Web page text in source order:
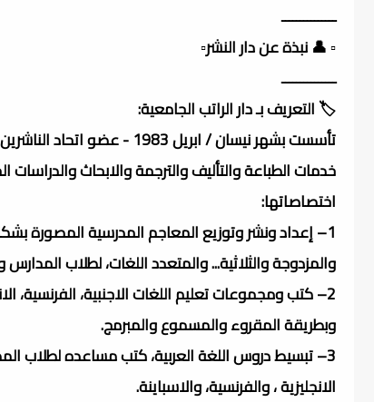
ـــــــــــــــ
▫️ 👤 نبذة عن دار النشر▫️
ـــــــــــــــ
🏷️ التعريف بـ دار الراتب الجامعية:
تأسست بشهر نيسان / ابريل
خدمات الطباعة والتأليف والترجمة والابحاث
اختصاصاتها:
1– إعداد ونشر وتوزيع المعاجم المدرسية المصورة
والمزدوجة والثلاثية... والمتعدد اللغات، لطلاب
2– كتب ومجموعات تعليم اللغات الاجنبية، الفرنسية،
وبطريقة المقروء والمسموع والمبرمج.
3– تبسيط دروس اللغة العربية، كتب مساعده لطلاب
الانجليزية ، والفرنسية، والاسباينة.